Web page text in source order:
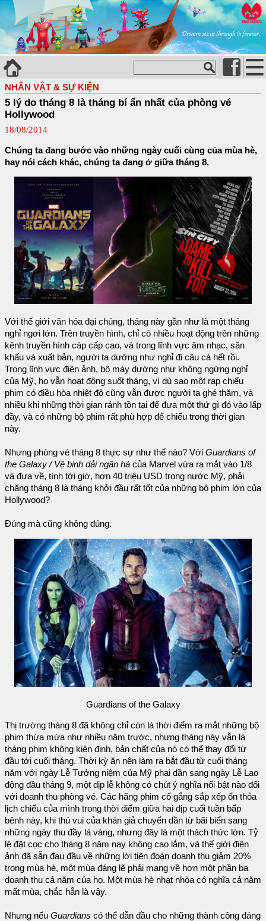
NHÂN VẬT & SỰ KIỆN
5 lý do tháng 8 là tháng bí ẩn nhất của phòng vé
Hollywood
18/08/2014
Chúng ta đang bước vào những ngày cuối cùng của mùa hè,
hay nói cách khác, chúng ta đang ở giữa tháng 8.
Với thế giới văn hóa đại chúng, tháng này gần như là một tháng
nghỉ ngơi lớn. Trên truyền hình, chỉ có nhiều hoạt động trên những
kênh truyền hình cáp cấp cao, và trong lĩnh vực âm nhạc, sân
khấu và xuất bản, người ta dường như nghỉ đi câu cá hết rồi.
Trong lĩnh vực điện ảnh, bộ máy dường như không ngừng nghỉ
của Mỹ, họ vẫn hoạt động suốt tháng, vì dù sao một rạp chiếu
phim có điều hòa nhiệt độ cũng vẫn được người ta ghé thăm, và
nhiều khi những thời gian rảnh tồn tại để đưa một thứ gì đó vào lấp
đầy, và có những bộ phim rất phù hợp để chiếu trong thời gian
này.
Nhưng phòng vé tháng 8 thực sự như thế nào? Với Guardians of
the Galaxy / Vệ binh dải ngân hà của Marvel vừa ra mắt vào 1/8
và đưa về, tính tới giờ, hơn 40 triệu USD trong nước Mỹ, phải
chăng tháng 8 là tháng khởi đầu rất tốt của những bộ phim lớn của
Hollywood?
Đúng mà cũng không đúng.
Guardians of the Galaxy
Thị trường tháng 8 đã không chỉ còn là thời điểm ra mắt những bộ
phim thừa mứa như nhiều năm trước, nhưng tháng này vẫn là
tháng phim không kiên định, bản chất của nó có thể thay đổi từ
đầu tới cuối tháng. Thời kỳ ăn nên làm ra bắt đầu từ cuối tháng
năm với ngày Lễ Tưởng niệm của Mỹ phai dần sang ngày Lễ Lao
động đầu tháng 9, một dịp lễ không có chút ý nghĩa nổi bật nào đối
với doanh thu phòng vé. Các hãng phim cố gắng sắp xếp ổn thỏa
lịch chiếu của mình trong thời điểm giữa hai dịp cuối tuần bấp
bênh này, khi thú vui của khán giả chuyển dần từ bãi biển sang
những ngày thu đầy lá vàng, nhưng đây là một thách thức lớn. Tỷ
lệ đặt cọc cho tháng 8 năm nay không cao lắm, và thế giới điện
ảnh đã sẵn đau đầu về những lời tiên đoán doanh thu giảm 20%
trong mùa hè, một mùa đáng lẽ phải mang về hơn một phần ba
doanh thu cả năm của họ. Một mùa hè nhạt nhòa có nghĩa cả năm
mất mùa, chắc hẳn là vậy.
Nhưng nếu Guardians có thể dẫn đầu cho những thành công đáng